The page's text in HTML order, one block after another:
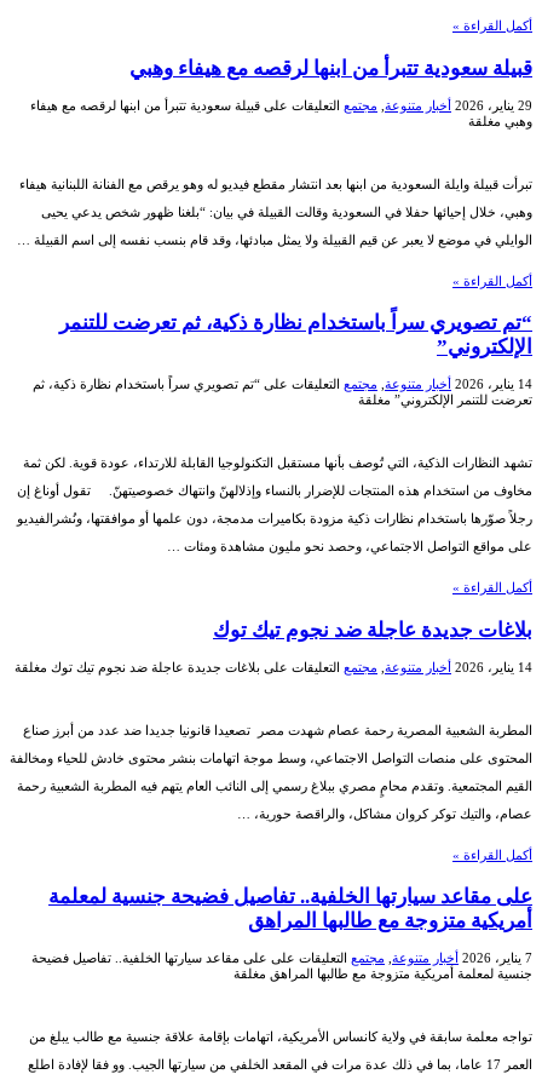
أكمل القراءة »
قبيلة سعودية تتبرأ من ابنها لرقصه مع هيفاء وهبي
29 يناير، 2026 أخبار متنوعة مجتمع التعليقات على قبيلة سعودية تتبرأ من ابنها لرقصه مع هيفاء
وهبي مغلقة
تبرأت قبيلة وايلة السعودية من ابنها بعد انتشار مقطع فيديو له وهو يرقص مع الفنانة اللبنانية هيفاء
وهبي، خلال إحيائها حفلا في السعودية وقالت القبيلة في بيان: “بلغنا ظهور شخص يدعي يحيى
الوايلي في موضع لا يعبر عن قيم القبيلة ولا يمثل مبادئها، وقد قام بنسب نفسه إلى اسم القبيلة …
أكمل القراءة »
“تم تصويري سراً باستخدام نظارة ذكية، ثم تعرضت للتنمر
الإلكتروني”
14 يناير، 2026 أخبار متنوعة مجتمع التعليقات على “تم تصويري سراً باستخدام نظارة ذكية، ثم
تعرضت للتنمر الإلكتروني” مغلقة
تشهد النظارات الذكية، التي تُوصف بأنها مستقبل التكنولوجيا القابلة للارتداء، عودة قوية. لكن ثمة
مخاوف من استخدام هذه المنتجات للإضرار بالنساء وإذلالهنّ وانتهاك خصوصيتهنّ. تقول أوناغ إن
رجلاً صوّرها باستخدام نظارات ذكية مزودة بكاميرات مدمجة، دون علمها أو موافقتها، ونُشرالفيديو
على مواقع التواصل الاجتماعي، وحصد نحو مليون مشاهدة ومئات …
أكمل القراءة »
بلاغات جديدة عاجلة ضد نجوم تيك توك
14 يناير، 2026 أخبار متنوعة مجتمع التعليقات على بلاغات جديدة عاجلة ضد نجوم تيك توك مغلقة
المطربة الشعبية المصرية رحمة عصام شهدت مصر تصعيدا قانونيا جديدا ضد عدد من أبرز صناع
المحتوى على منصات التواصل الاجتماعي، وسط موجة اتهامات بنشر محتوى خادش للحياء ومخالفة
القيم المجتمعية. وتقدم محامٍ مصري ببلاغ رسمي إلى النائب العام يتهم فيه المطربة الشعبية رحمة
عصام، والتيك توكر كروان مشاكل، والراقصة حورية، …
أكمل القراءة »
على مقاعد سيارتها الخلفية.. تفاصيل فضيحة جنسية لمعلمة
أمريكية متزوجة مع طالبها المراهق
7 يناير، 2026 أخبار متنوعة مجتمع التعليقات على على مقاعد سيارتها الخلفية.. تفاصيل فضيحة
جنسية لمعلمة أمريكية متزوجة مع طالبها المراهق مغلقة
تواجه معلمة سابقة في ولاية كانساس الأمريكية، اتهامات بإقامة علاقة جنسية مع طالب يبلغ من
العمر 17 عاما، بما في ذلك عدة مرات في المقعد الخلفي من سيارتها الجيب. وو فقا لإفادة اطلع